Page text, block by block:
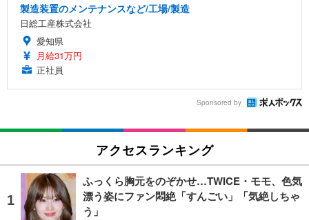
製造装置のメンテナンスなど/工場/製造
日総工産株式会社
愛知県
月給31万円
正社員
Sponsored by
アクセスランキング
ふっくら胸元をのぞかせ…TWICE・モモ、色気
漂う姿にファン悶絶「すんごい」「気絶しちゃ
う」